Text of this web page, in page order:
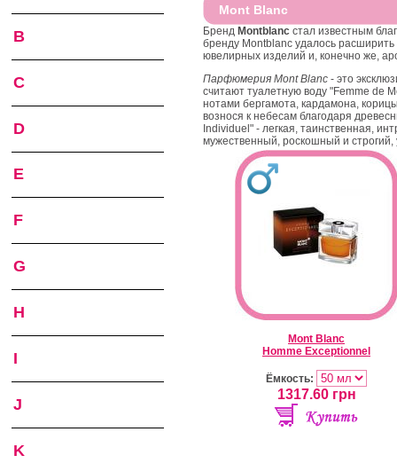
B
C
D
E
F
G
H
I
J
K
Mont Blanc
Бренд Montblanc стал известным
бренду Montblanc удалось
ювелирных изделий и, конечно же,
Парфюмерия Mont Blanc - это
считают туалетную воду "Femme
нотами бергамота, кардамона,
вознося к небесам благодаря
Individuel" - легкая, таинственная,
мужественный, роскошный и
Mont Blanc
Homme Exceptionnel
Ёмкость:
1317.60грн